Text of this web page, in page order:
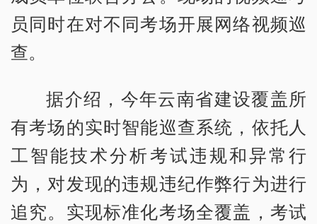
员同时在对不同考场开展网络视频巡
查。
据介绍，今年云南省建设覆盖所
有考场的实时智能巡查系统，依托人
工智能技术分析考试违规和异常行
为，对发现的违规违纪作弊行为进行
追究。实现标准化考场全覆盖，考试